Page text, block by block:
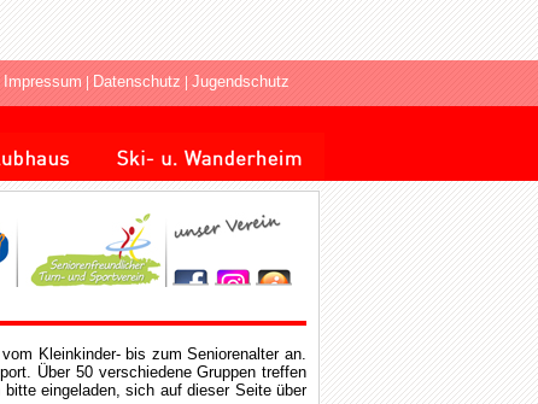
Impressum | Datenschutz | Jugendschutz
Kleinkinder- bis zum Seniorenalter an.
Über 50 verschiedene Gruppen treffen
eingeladen, sich auf dieser Seite über